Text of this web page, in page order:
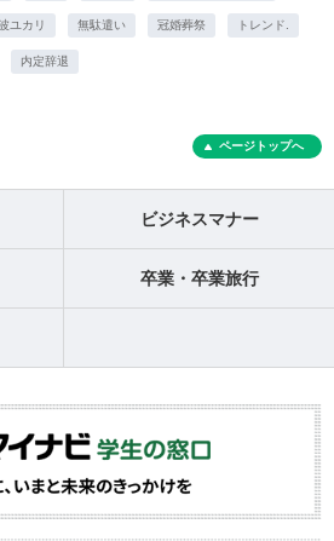
ユカリ 無駄遣い 冠婚葬祭 トレンド.
内定辞退
ページトップへ
ビジネスマナー
卒業・卒業旅行